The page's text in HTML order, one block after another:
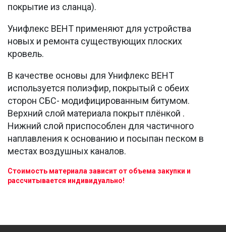
покрытие из сланца).
Унифлекс ВЕНТ применяют для устройства
новых и ремонта существующих плоских
кровель.
В качестве основы для Унифлекс ВЕНТ
используется полиэфир, покрытый с обеих
сторон СБС- модифицированным битумом.
Верхний слой материала покрыт плёнкой .
Нижний слой приспособлен для частичного
наплавления к основанию и посыпан песком в
местах воздушных каналов.
Стоимость материала зависит от объема закупки и
рассчитывается индивидуально!